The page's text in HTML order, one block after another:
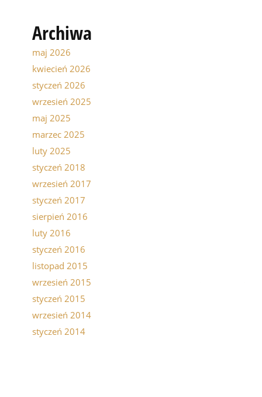
Archiwa
maj 2026
kwiecień 2026
styczeń 2026
wrzesień 2025
maj 2025
marzec 2025
luty 2025
styczeń 2018
wrzesień 2017
styczeń 2017
sierpień 2016
luty 2016
styczeń 2016
listopad 2015
wrzesień 2015
styczeń 2015
wrzesień 2014
styczeń 2014